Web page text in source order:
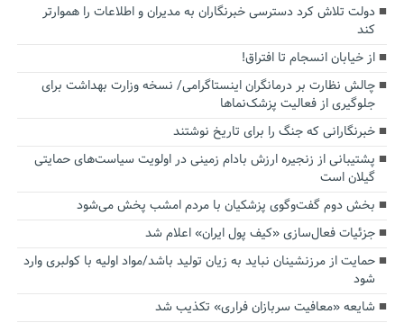
دولت تلاش کرد دسترسی خبرنگاران به مدیران و اطلاعات را هموارتر
کند
از خیابان انسجام تا افتراق!
چالش نظارت بر درمانگران اینستاگرامی/ نسخه وزارت بهداشت برای
جلوگیری از فعالیت پزشک‌نماها
خبرنگارانی که جنگ را برای تاریخ نوشتند
پشتیبانی از زنجیره ارزش بادام زمینی در اولویت سیاست‌های حمایتی
گیلان است
بخش دوم گفت‌وگوی پزشکیان با مردم امشب پخش می‌شود
جزئیات فعال‌سازی «کیف پول ایران» اعلام شد
حمایت از مرزنشینان نباید به زیان تولید باشد/مواد اولیه با کولبری وارد
شود
شایعه «معافیت سربازان فراری» تکذیب شد